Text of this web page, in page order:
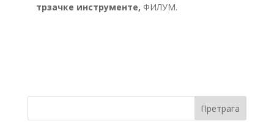
трзачке инструменте, ФИЛУМ.
Претрага